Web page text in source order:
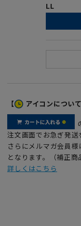
LL
【 アイコンについて
注文画面でお急ぎ発送
さらにメルマガ会員
となります。（補正商
詳しくはこちら